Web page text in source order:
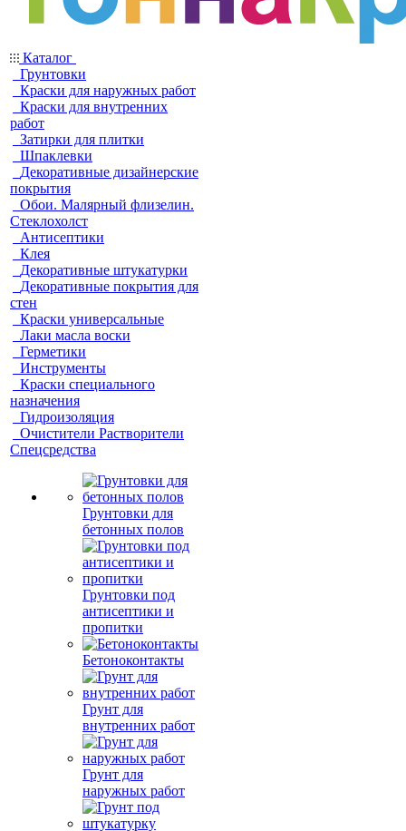
Каталог
Грунтовки
Краски для наружных работ
Краски для внутренних
работ
Затирки для плитки
Шпаклевки
Декоративные дизайнерские
покрытия
Обои. Малярный флизелин.
Стеклохолст
Антисептики
Клея
Декоративные штукатурки
Декоративные покрытия для
стен
Краски универсальные
Лаки масла воски
Герметики
Инструменты
Краски специального
назначения
Гидроизоляция
Очистители Растворители
Спецсредства
Грунтовки для
бетонных полов
Грунтовки под
антисептики и
пропитки
Бетоноконтакты
Грунт для
внутренних работ
Грунт для
наружных работ